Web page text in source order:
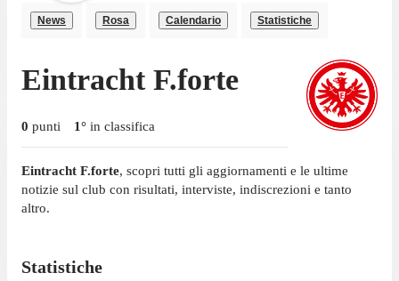
News Rosa Calendario Statistiche
Eintracht F.forte
0 punti 1° in classifica
Eintracht F.forte, scopri tutti gli aggiornamenti e le ultime
notizie sul club con risultati, interviste, indiscrezioni e tanto
altro.
Statistiche